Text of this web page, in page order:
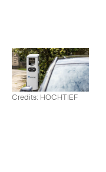
Credits: HOCHTIEF